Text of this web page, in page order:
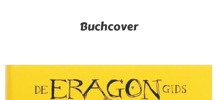
Buchcover